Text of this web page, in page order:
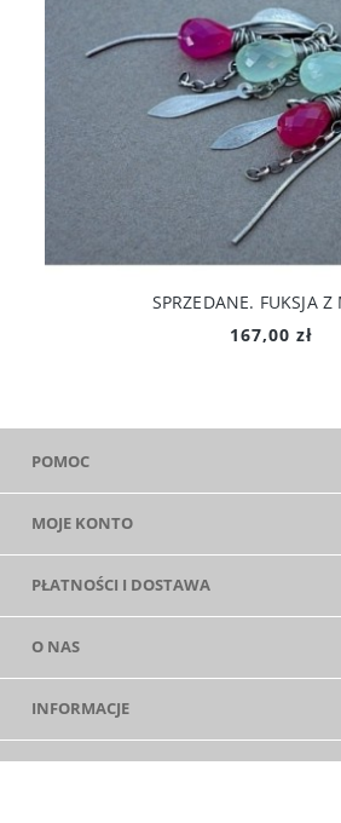
SPRZEDANE. FUKSJA Z
167,00 zł
POMOC
MOJE KONTO
PŁATNOŚCI I DOSTAWA
O NAS
INFORMACJE